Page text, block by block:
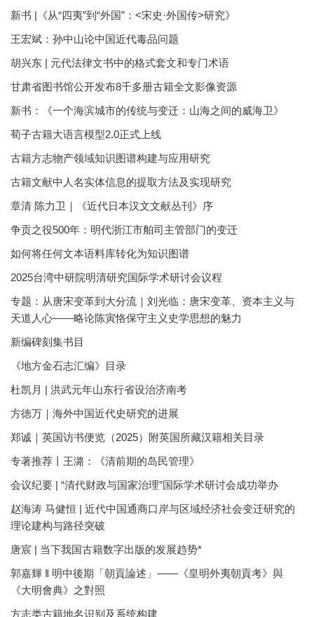
新书 |《从“四夷”到“外国”：<宋史·外国传>研究》
王宏斌：孙中山论中国近代毒品问题
胡兴东 | 元代法律文书中的格式套文和专门术语
甘肃省图书馆公开发布8千多册古籍全文影像资源
新书：《一个海滨城市的传统与变迁：山海之间的威海卫》
荀子古籍大语言模型2.0正式上线
古籍方志物产领域知识图谱构建与应用研究
古籍文献中人名实体信息的提取方法及实现研究
章清 陈力卫｜《近代日本汉文文献丛刊》序
争贡之役500年：明代浙江市舶司主管部门的变迁
如何将任何文本语料库转化为知识图谱
2025台湾中研院明清研究国际学术研讨会议程
专题：从唐宋变革到大分流｜刘光临：唐宋变革、资本主义与
天道人心——略论陈寅恪保守主义史学思想的魅力
新编碑刻集书目
《地方金石志汇编》目录
杜凯月 | 洪武元年山东行省设治济南考
方徳万｜海外中国近代史研究的进展
郑诚｜英国访书便览（2025）附英国所藏汉籍相关目录
专著推荐丨王潞：《清前期的岛民管理》
会议纪要 | “清代财政与国家治理”国际学术研讨会成功举办
赵海涛 马健恒 | 近代中国通商口岸与区域经济社会变迁研究的
理论建构与路径突破
唐宸 | 当下我国古籍数字出版的发展趋势*
郭嘉輝 ‖ 明中後期「朝貢論述」——《皇明外夷朝貢考》與
《大明會典》之對照
方志类古籍地名识别及系统构建